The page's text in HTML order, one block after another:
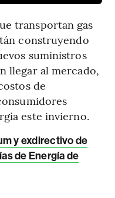
transportan gas
construyendo
suministros
llegar al mercado,
de
este invierno.
y exdirectivo de
de Energía de